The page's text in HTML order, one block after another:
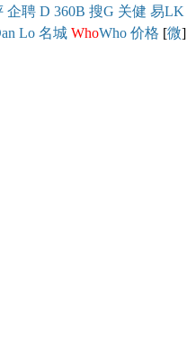
企聘 D 360B 搜G 关健 易LK
Lo 名城 WhoWho 价格 [微]